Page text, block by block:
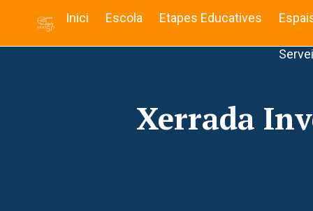
Inici Escola Etapes Educatives
Xerrada